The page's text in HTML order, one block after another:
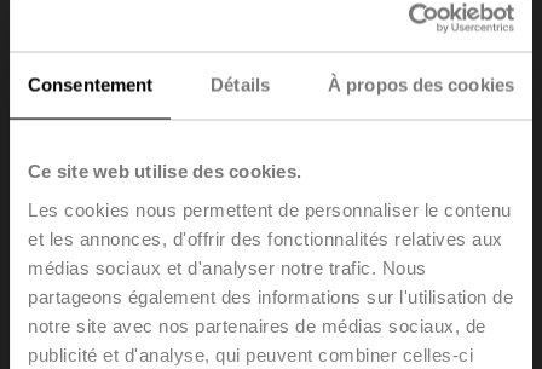
Consentement Détails À propos des cookies
Ce site web utilise des cookies.
Les cookies nous permettent de personnaliser le contenu
et les annonces, d'offrir des fonctionnalités relatives aux
médias sociaux et d'analyser notre trafic. Nous
partageons également des informations sur l'utilisation de
notre site avec nos partenaires de médias sociaux, de
publicité et d'analyse, qui peuvent combiner celles-ci
ZBAT95
Bobine de déclenchement de remplacement pour BAT,
Température à l'intérieur de la gaine 95 °C (couleur
grise), Longueur du plongeur 65 mm
Le remplacement de l'élément de déclenchement